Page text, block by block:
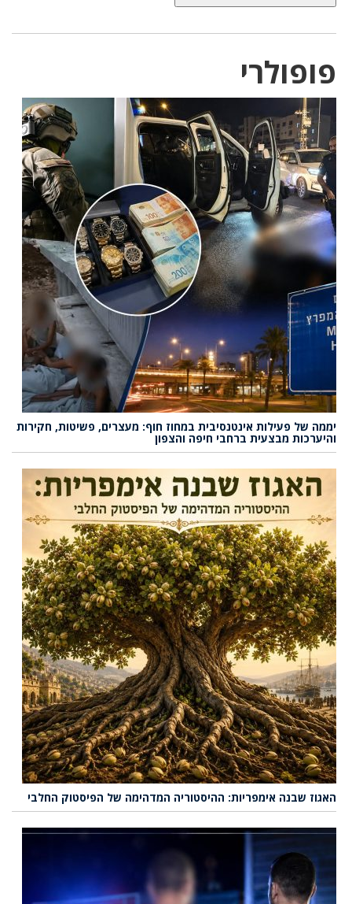
פופולרי
יממה של פעילות אינטנסיבית במחוז חוף: מעצרים, פשיטות, חקירות
והיערכות מבצעית ברחבי חיפה והצפון
האגוז שבנה אימפריות: ההיסטוריה המדהימה של הפיסטוק החלבי